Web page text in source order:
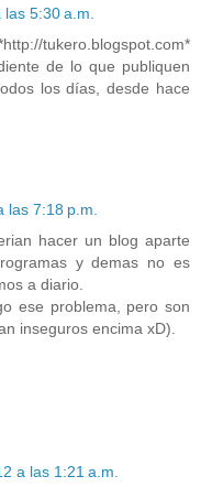
5:30 a.m.
tukero.blogspot.com*
de lo que publiquen
los días, desde hace
las 7:18 p.m.
hacer un blog aparte
y demas no es
a diario.
ese problema, pero son
inseguros encima xD).
a las 1:21 a.m.